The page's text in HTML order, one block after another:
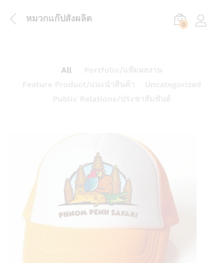
หมวกแก๊ปสั่งผลิต
0
All